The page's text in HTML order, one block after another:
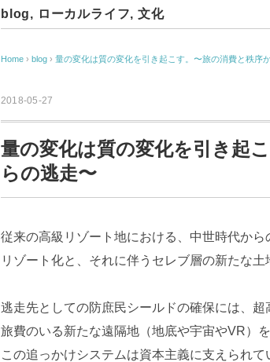
blog, ローカルライフ,文化
Home › blog › 量の変化は質の変化を引き起こす。〜旅の消費と秩序
2018-05-27
量の変化は質の変化を引き起
らの逃走〜
従来の高級リゾート地における、中世時代か
リゾート化と、それに伴うセレブ層の新たな土
逃走先としての防庶民シールドの確保には、
旅費のいる新たな遠隔地（地底や宇宙やVR）
この追っかけシステムは資本主義に支えられ